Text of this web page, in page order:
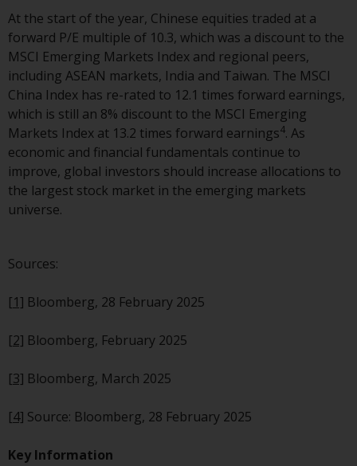
Produkte und Dienstleistungen
Diese Website beschreibt die
Fähigkeiten von Redwheel und
dient nur zu
Informationszwecken. Keines der
auf dieser Website enthaltenen
Materialien soll ein
Dienstleistungen darstellen, die
von Redwheel oder einem seiner
verbundenen Unternehmen
bereitgestellt werden, und darf
nicht im Zusammenhang mit
einer Anlageentscheidung
herangezogen werden. Diese
Website bietet keine spezifische
Anlageberatung und
At the start of the year, Chinese equities traded at a
forward P/E multiple of 10.3, which was a discount to the
MSCI Emerging Markets Index and regional peers,
including ASEAN markets, India and Taiwan. The MSCI
China Index has re-rated to 12.1 times forward earnings,
which is still an 8% discount to the MSCI Emerging
Markets Index at 13.2 times forward earnings4. As
economic and financial fundamentals continue to
improve, global investors should increase allocations to
the largest stock market in the emerging markets
universe.
Sources:
[1] Bloomberg, 28 February 2025
[2] Bloomberg, February 2025
[3] Bloomberg, March 2025
[4] Source: Bloomberg, 28 February 2025
Key Information